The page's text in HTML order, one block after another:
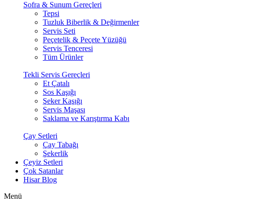
Sofra & Sunum Gereçleri
Tepsi
Tuzluk Biberlik & Değirmenler
Servis Seti
Peçetelik & Peçete Yüzüğü
Servis Tenceresi
Tüm Ürünler
Tekli Servis Gereçleri
Et Çatalı
Sos Kaşığı
Şeker Kaşığı
Servis Maşası
Saklama ve Karıştırma Kabı
Çay Setleri
Çay Tabağı
Şekerlik
Çeyiz Setleri
Çok Satanlar
Hisar Blog
Menü